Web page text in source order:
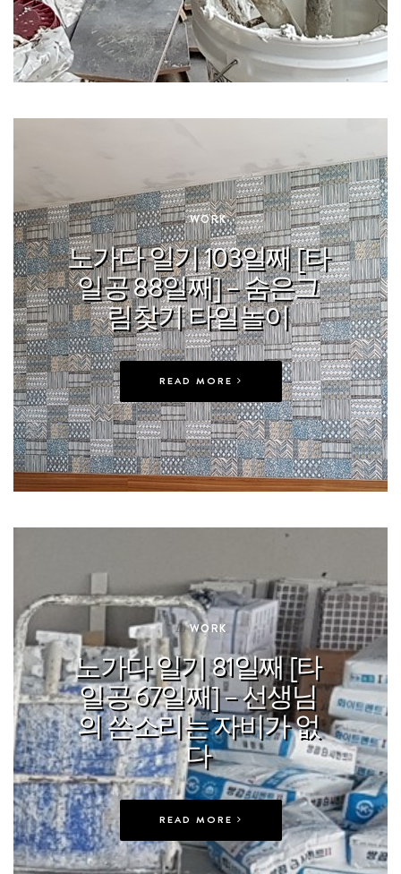
In WORK
노가다 일기 103일째 [타
일공 88일째] – 숨은그
림찾기 타일놀이
READ MORE
In WORK
노가다 일기 81일째 [타
일공 67일째] – 선생님
의 쓴소리는 자비가 없
다
READ MORE